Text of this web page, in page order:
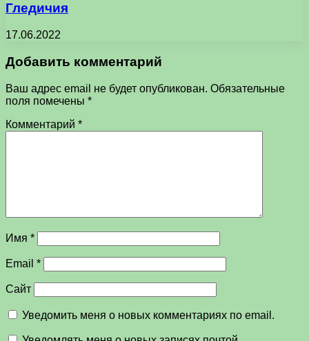
Гледичия
17.06.2022
Добавить комментарий
Ваш адрес email не будет опубликован. Обязательные
поля помечены *
Комментарий *
Имя *
Email *
Сайт
Уведомить меня о новых комментариях по email.